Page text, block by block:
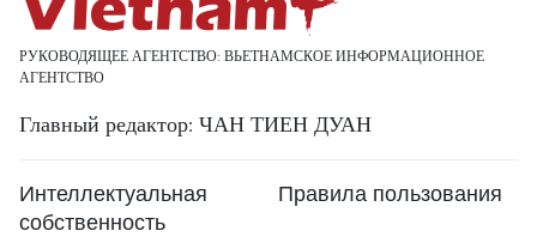
РУКОВОДЯЩЕЕ АГЕНТСТВО: ВЬЕТНАМСКОЕ ИНФОРМАЦИОННОЕ
АГЕНТСТВО
Главный редактор: ЧАН ТИЕН ДУАН
Интеллектуальная
собственность
Правила пользования